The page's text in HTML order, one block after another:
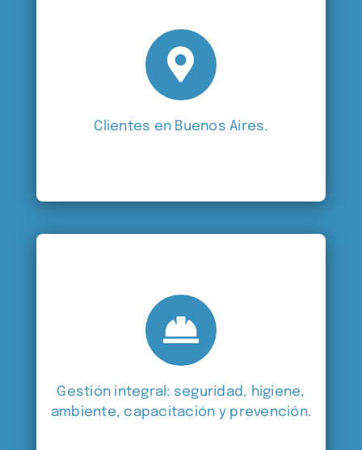
Clientes en Buenos Aires.
Gestión integral: seguridad, higiene,
ambiente, capacitación y prevención.